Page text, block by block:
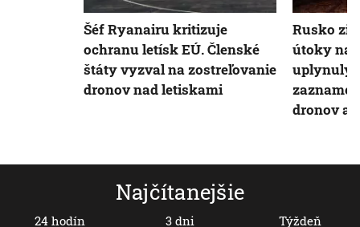
Najčítanejšie
24 hodín 3 dni Týždeň
Šéf Ryanairu kritizuje
ochranu letísk EÚ. Členské
štáty vyzval na zostreľovanie
dronov nad letiskami
Rusko
útoky na
uplynulý
dronov a